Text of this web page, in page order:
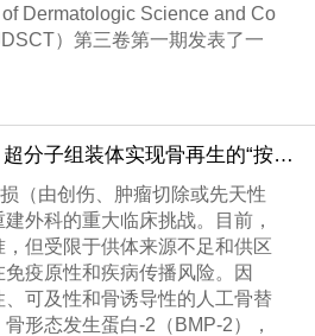
Dermatologic Science and Co
）第三卷第一期发表了一
SMAT|声控智能微球：超分子组装体实现骨再生的“按需给药+物理激活”双效协同
（由创伤、肿瘤切除或先天性
外科的重大临床挑战。目前，
但受限于供体来源不足和供区
疫原性和疾病传播风险。因
可及性和骨诱导性的人工骨替
形态发生蛋白-2（BMP-2），